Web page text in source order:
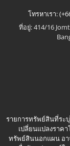
โทรหาเรา:
ที่อยู่: 414/16
รายการทรัพย์สินที่ระ
เปลี่ยนแปลงราค
ทรัพย์สินนอกแผน อ